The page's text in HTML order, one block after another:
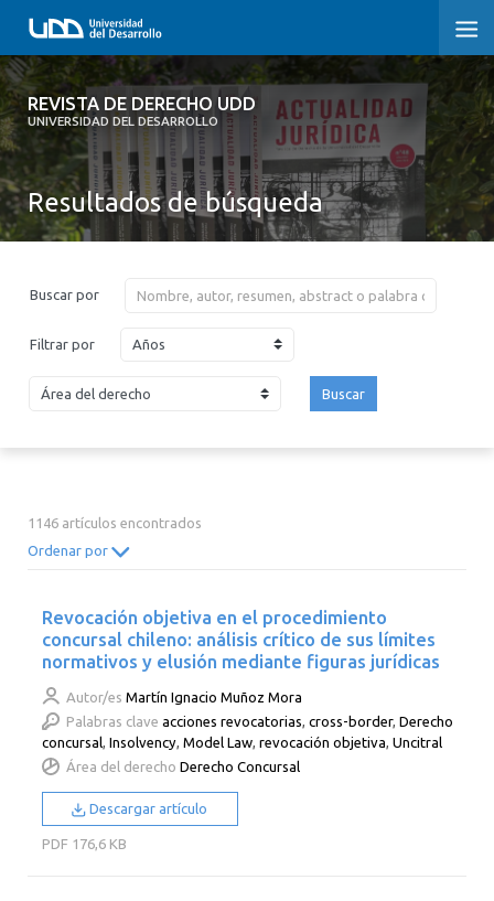
REVISTA DE DERECHO UDD
UNIVERSIDAD DEL DESARROLLO
REVISTA DE DERECHO UDD
INICIO
ACERCA DE LA REVISTA
CONVOCATORIA
CONTACTO Y SUSCRIPCIÓN
Resultados de búsqueda
Buscar por
Filtrar por Años
2002 2001
Buscar
1146 artículos encontrados
Ordenar por
Revocación objetiva en el procedimiento
concursal chileno: análisis crítico de sus límites
normativos y elusión mediante figuras jurídicas
Autor/es Martín Ignacio Muñoz Mora
Palabras clave acciones revocatorias,cross-border,Derecho
concursal,Insolvency,Model Law,revocación objetiva,Uncitral
Área del derecho Derecho Concursal
Descargar artículo
PDF 176,6 KB